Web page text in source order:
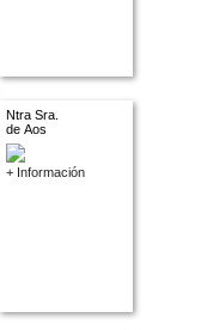
Ntra Sra.
de Aos
+ Información